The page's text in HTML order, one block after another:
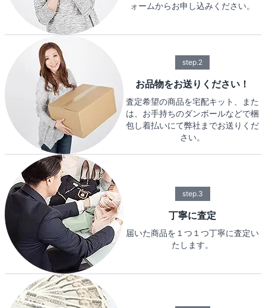
ォームからお申し込みください。
step.2
お品物をお送りください！
査定希望の商品を宅配キット、また
は、お手持ちのダンボールなどで梱
包し着払いにて弊社までお送りくだ
さい。
step.3
丁寧に査定
届いた商品を１つ１つ丁寧に査定い
たします。